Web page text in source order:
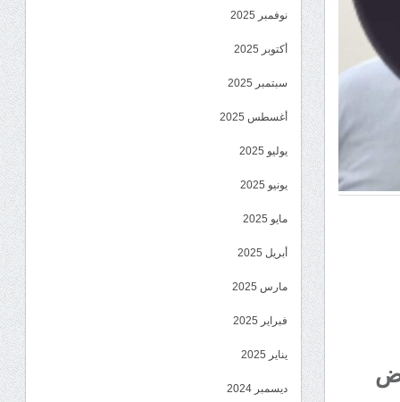
نوفمبر 2025
أكتوبر 2025
سبتمبر 2025
أغسطس 2025
يوليو 2025
يونيو 2025
مايو 2025
أبريل 2025
مارس 2025
فبراير 2025
يناير 2025
ديسمبر 2024